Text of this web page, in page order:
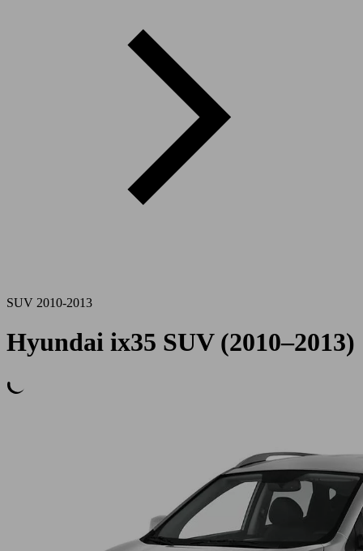
SUV 2010-2013
Hyundai ix35 SUV (2010–2013)